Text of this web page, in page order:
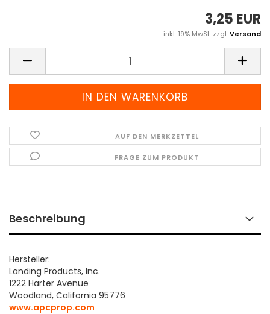
3,25 EUR
inkl. 19% MwSt. zzgl.Versand
AUF DEN MERKZETTEL
FRAGE ZUM PRODUKT
Beschreibung
Hersteller:
Landing Products, Inc.
1222 Harter Avenue
Woodland, California 95776
www.apcprop.com